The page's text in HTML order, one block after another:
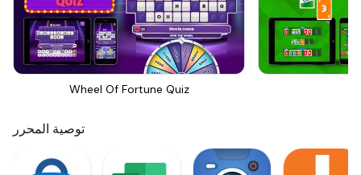
Wheel Of Fortune Quiz
توصية المحرر